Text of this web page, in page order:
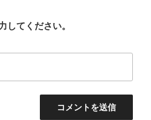
してください。